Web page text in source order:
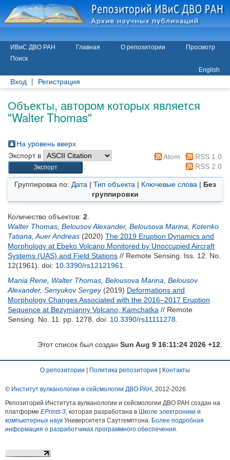
ИВиС ДВО РАН Главная О репозитории
Просмотр
Поиск
English
Вход Регистрация
Объекты, автором которых является
"Walter Thomas"
На уровень вверх
Экспорт в
Atom
RSS 1.0
RSS 2.0
Группировка по: Дата | Тип объекта | Ключевые слова | Без
группировки
Количество объектов: 2
Walter Thomas Belousov Alexander, Belousova Marina Kotenko
Tatiana Auer Andreas (2020) The 2019 Eruption Dynamics and
Morphology at Ebeko Volcano Monitored by Unoccupied Aircraft
Systems (UAS) and Field Stations // Remote Sensing. Iss. 12. No.
12(1961). doi: 10.3390/rs12121961
Mania Rene Walter Thomas Belousova Marina Belousov
Alexander, Senyukov Sergey(2019) Deformations and
Morphology Changes Associated with the 2016–2017 Eruption
Sequence at Bezymianny Volcano, Kamchatka // Remote
Sensing. No. 11. pp. 1278. doi: 10.3390/rs11111278
Этот список был создан Sun Aug 9 16:11:24 2026 +12
О репозитории Политика репозитория Контакты
© Институт вулканологии и сейсмологии ДВО РАН , 2012-2026
Репозиторий Института вулканологии и сейсмологии ДВО РАН создан на
платформе EPrints 3, которая разработана в Школе электроники и
компьютерных наук Университета Саутгемптона. Более подробная
информация о разработчиках программного обеспечения.